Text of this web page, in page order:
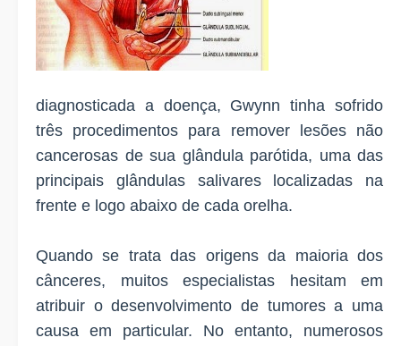
diagnosticada a doença, Gwynn tinha sofrido
três procedimentos para remover lesões não
cancerosas de sua glândula parótida, uma das
principais glândulas salivares localizadas na
frente e logo abaixo de cada orelha.
Quando se trata das origens da maioria dos
cânceres, muitos especialistas hesitam em
atribuir o desenvolvimento de tumores a uma
causa em particular. No entanto, numerosos